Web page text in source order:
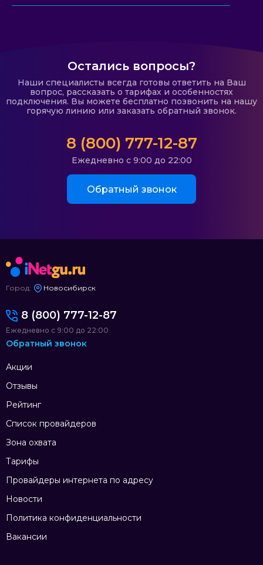
Остались вопросы?
Наши специалисты всегда готовы ответить на Ваш
вопрос, рассказать о тарифах и особенностях
подключения. Вы можете бесплатно позвонить на нашу
горячую линию или заказать обратный звонок.
8 (800) 777-12-87
Ежедневно с 9:00 до 22:00
Обратный звонок
Город: Новосибирск
Акции
Отзывы
Рейтинг
Список провайдеров
Зона охвата
Тарифы
Провайдеры интернета по адресу
Новости
Политика конфиденциальности
Вакансии
8 (800) 777-12-87
Ежедневно с 9:00 до 22:00
Обратный звонок